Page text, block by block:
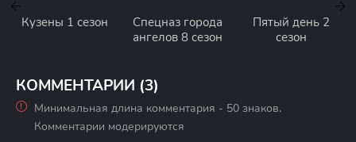
Кузены 1 сезон
Спецназ города
ангелов 8 сезон
Пятый день 2
сезон
КОММЕНТАРИИ (3)
Минимальная длина комментария - 50 знаков.
Комментарии модерируются